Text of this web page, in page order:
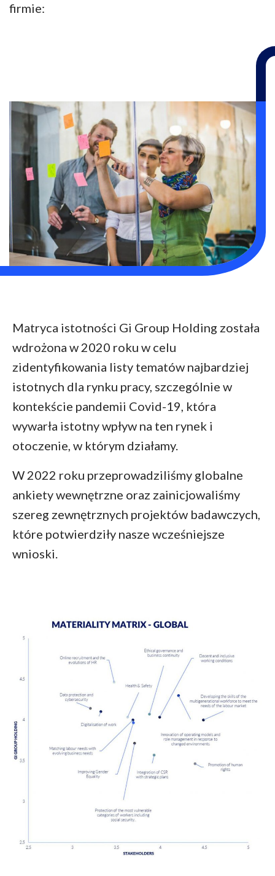
firmie:
Matryca istotności Gi Group Holding została
wdrożona w 2020 roku w celu
zidentyfikowania listy tematów najbardziej
istotnych dla rynku pracy, szczególnie w
kontekście pandemii Covid-19, która
wywarła istotny wpływ na ten rynek i
otoczenie, w którym działamy.
W 2022 roku przeprowadziliśmy globalne
ankiety wewnętrzne oraz zainicjowaliśmy
szereg zewnętrznych projektów badawczych,
które potwierdziły nasze wcześniejsze
wnioski.